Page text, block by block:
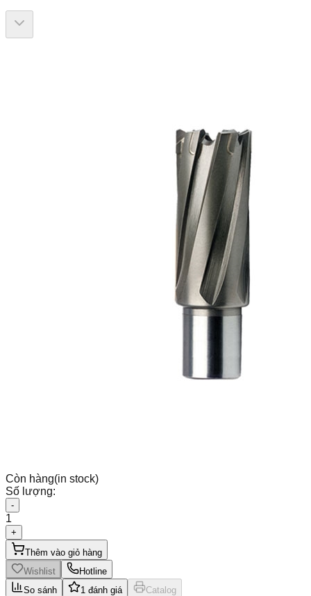
Còn hàng(in stock)
Số lượng:
-
1
+
Thêm vào giỏ hàng
Wishlist
Hotline
So sánh
1 đánh giá Catalog